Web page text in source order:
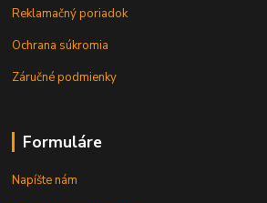
Reklamačný poriadok
Ochrana súkromia
Záručné podmienky
Formuláre
Napíšte nám